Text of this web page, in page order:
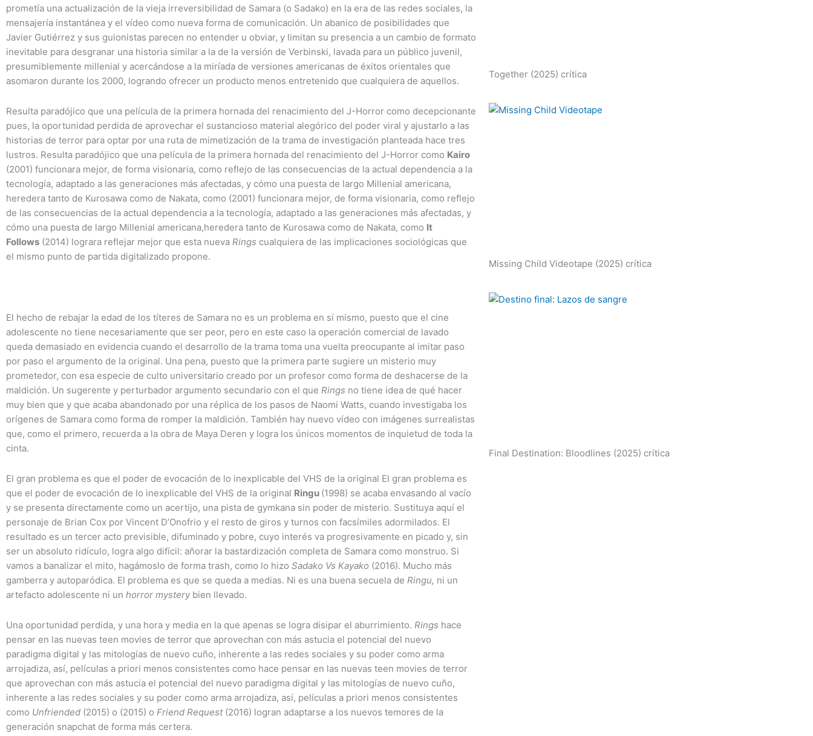
prometía una actualización de la vieja irreversibilidad de Samara (o Sadako) en la era de las redes sociales, la
mensajería instantánea y el vídeo como nueva forma de comunicación. Un abanico de posibilidades que
Javier Gutiérrez y sus guionistas parecen no entender u obviar, y limitan su presencia a un cambio de formato
inevitable para desgranar una historia similar a la de la versión de Verbinski, lavada para un público juvenil,
presumiblemente millenial y acercándose a la miríada de versiones americanas de éxitos orientales que
asomaron durante los 2000, logrando ofrecer un producto menos entretenido que cualquiera de aquellos.
Resulta paradójico que una película de la primera hornada del renacimiento del J-Horror como decepcionante
pues, la oportunidad perdida de aprovechar el sustancioso material alegórico del poder viral y ajustarlo a las
historias de terror para optar por una ruta de mimetización de la trama de investigación planteada hace tres
lustros. Resulta paradójico que una película de la primera hornada del renacimiento del J-Horror como Kairo
(2001) funcionara mejor, de forma visionaria, como reflejo de las consecuencias de la actual dependencia a la
tecnología, adaptado a las generaciones más afectadas, y cómo una puesta de largo Millenial americana,
heredera tanto de Kurosawa como de Nakata, como (2001) funcionara mejor, de forma visionaria, como reflejo
de las consecuencias de la actual dependencia a la tecnología, adaptado a las generaciones más afectadas, y
cómo una puesta de largo Millenial americana,heredera tanto de Kurosawa como de Nakata, como It
Follows (2014) lograra reflejar mejor que esta nueva Rings cualquiera de las implicaciones sociológicas que
el mismo punto de partida digitalizado propone.
El hecho de rebajar la edad de los títeres de Samara no es un problema en sí mismo, puesto que el cine
adolescente no tiene necesariamente que ser peor, pero en este caso la operación comercial de lavado
queda demasiado en evidencia cuando el desarrollo de la trama toma una vuelta preocupante al imitar paso
por paso el argumento de la original. Una pena, puesto que la primera parte sugiere un misterio muy
prometedor, con esa especie de culto universitario creado por un profesor como forma de deshacerse de la
maldición. Un sugerente y perturbador argumento secundario con el que Rings no tiene idea de qué hacer
muy bien que y que acaba abandonado por una réplica de los pasos de Naomi Watts, cuando investigaba los
orígenes de Samara como forma de romper la maldición. También hay nuevo vídeo con imágenes surrealistas
que, como el primero, recuerda a la obra de Maya Deren y logra los únicos momentos de inquietud de toda la
cinta.
El gran problema es que el poder de evocación de lo inexplicable del VHS de la original El gran problema es
que el poder de evocación de lo inexplicable del VHS de la original Ringu (1998) se acaba envasando al vacío
y se presenta directamente como un acertijo, una pista de gymkana sin poder de misterio. Sustituya aquí el
personaje de Brian Cox por Vincent D’Onofrio y el resto de giros y turnos con facsímiles adormilados. El
resultado es un tercer acto previsible, difuminado y pobre, cuyo interés va progresivamente en picado y, sin
ser un absoluto ridículo, logra algo difícil: añorar la bastardización completa de Samara como monstruo. Si
vamos a banalizar el mito, hagámoslo de forma trash, como lo hizo Sadako Vs Kayako (2016). Mucho más
gamberra y autoparódica. El problema es que se queda a medias. Ni es una buena secuela de Ringu, ni un
artefacto adolescente ni un horror mystery bien llevado.
Una oportunidad perdida, y una hora y media en la que apenas se logra disipar el aburrimiento. Rings hace
pensar en las nuevas teen movies de terror que aprovechan con más astucia el potencial del nuevo
paradigma digital y las mitologías de nuevo cuño, inherente a las redes sociales y su poder como arma
arrojadiza, así, películas a priori menos consistentes como hace pensar en las nuevas teen movies de terror
que aprovechan con más astucia el potencial del nuevo paradigma digital y las mitologías de nuevo cuño,
inherente a las redes sociales y su poder como arma arrojadiza, así, películas a priori menos consistentes
como Unfriended (2015) o (2015) o Friend Request(2016) logran adaptarse a los nuevos temores de la
generación snapchat de forma más certera.
Together (2025) crítica
Missing Child Videotape (2025) crítica
Final Destination: Bloodlines (2025) crítica